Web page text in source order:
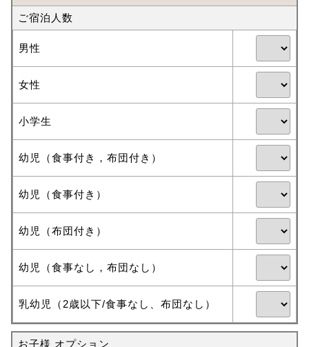
ご宿泊人数
男性
女性
小学生
幼児（食事付き，布団付き）
幼児（食事付き）
幼児（布団付き）
幼児（食事なし，布団なし）
乳幼児（2歳以下/食事なし、布団なし）
お子様 オプション